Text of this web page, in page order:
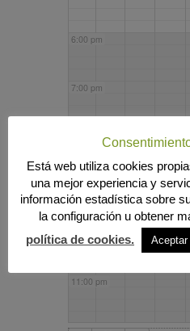
6:00 pm
7:00 pm
9:00 pm
10:00 pm
11:00 pm
Está web utiliza cookies
una mejor experiencia y
información estadística sobre
la configuración u obtener
política de cookies.
Aceptar